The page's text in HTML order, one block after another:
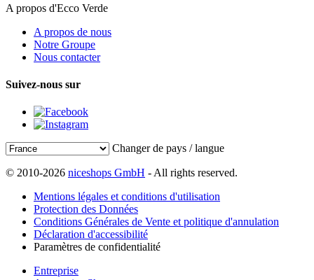
A propos d'Ecco Verde
A propos de nous
Notre Groupe
Nous contacter
Suivez-nous sur
Changer de pays / langue
© 2010-2026 niceshops GmbH - All rights reserved.
Mentions légales et conditions d'utilisation
Protection des Données
Conditions Générales de Vente et politique d'annulation
Déclaration d'accessibilité
Paramètres de confidentialité
Entreprise